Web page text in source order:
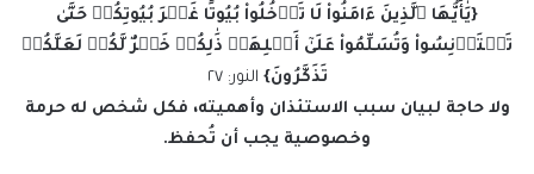
{يَٰأَيُّهَا ٱلَّذِينَ ءَامَنُواْ لَا تَدۡخُلُواْ بُيُوتًا غَيۡرَ بُيُوتِكُمۡ حَتَّىٰ
تَسۡتَأۡنِسُواْ وَتُسَلِّمُواْ عَلَىٰٓ أَهۡلِهَاۚ ذَٰلِكُمۡ خَيۡرٌ لَّكُمۡ لَعَلَّكُمۡ
تَذَكَّرُونَ} النور: ٢٧
ولا حاجة لبيان سبب الاستئذان وأهميته، فكل شخص له حرمة
وخصوصية يجب أن تُحفظ.